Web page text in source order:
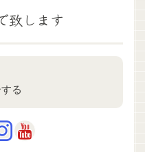
致します
る